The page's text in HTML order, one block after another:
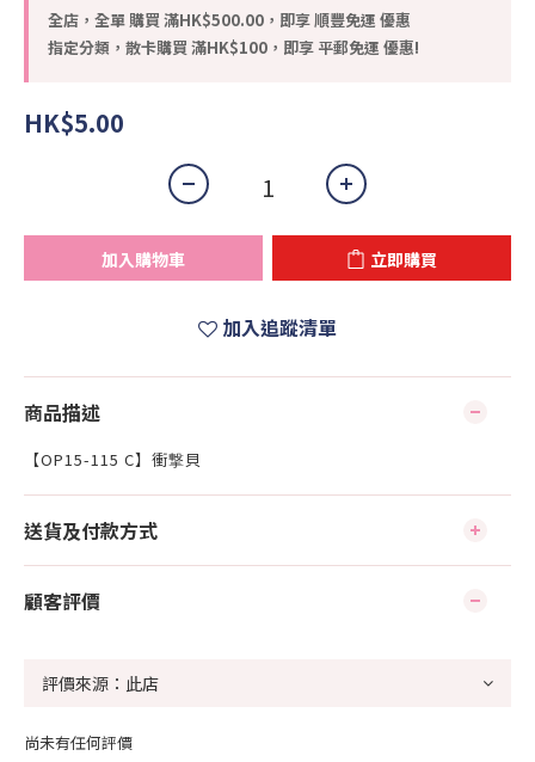
全店，全單 購買 滿HK$500.00，即享 順豐免運 優惠
指定分類，散卡購買 滿HK$100，即享 平郵免運 優惠!
HK$5.00
加入購物車 立即購買
加入追蹤清單
商品描述
【OP15-115 C】衝撃貝
送貨及付款方式
顧客評價
尚未有任何評價